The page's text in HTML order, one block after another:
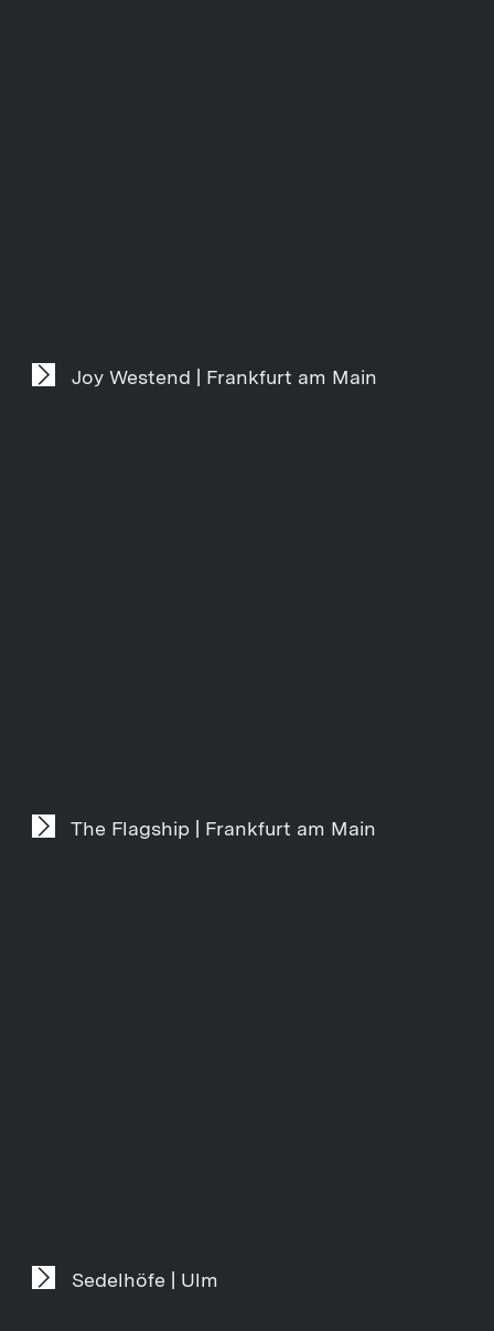
Joy Westend | Frankfurt am Main
The Flagship | Frankfurt am Main
Sedelhöfe | Ulm